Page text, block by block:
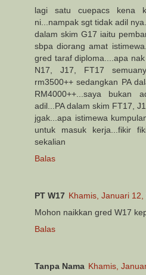
lagi satu cuepacs kena
ni...nampak sgt tidak adil
dalam skim G17 iaitu
sbpa diorang amat
gred taraf diploma....apa
N17, J17, FT17
rm3500++ sedangkan PA
RM4000++...saya bukan
adil...PA dalam skim FT17,
jgak...apa istimewa
untuk masuk kerja...fikir
sekalian
Balas
PT W17 Khamis, Januari
Mohon naikkan gred W17
Balas
Tanpa Nama Khamis,